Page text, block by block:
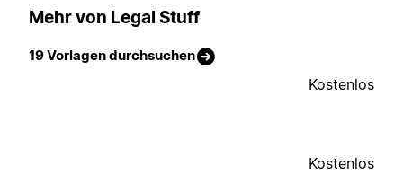
Mehr von Legal Stuff
19 Vorlagen durchsuchen
Kostenlos
Kostenlos